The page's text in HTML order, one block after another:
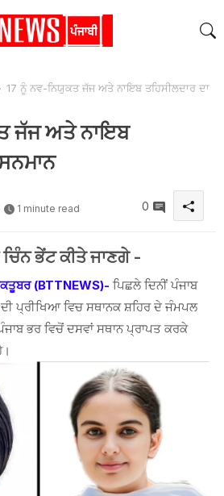
17 ਨੂੰ ਨਵ-ਨਿਯੁਕਤ ਜੱਜ ਅਤੇ ਨਾਇਬ ਤਹਿਸੀਲਦਾਰ ਦਾ
ਜੱਜ ਅਤੇ ਨਾਇਬ
1 minute read 0
ਭੇਂਟ ਕੀਤੇ ਜਾਣਗੇ -
(BTTNEWS)- ਪਿਛਲੇ ਦਿਨੀਂ ਪੰਜਾਬ
ਪ੍ਰੀਖਿਆ ਵਿਚ ਸਥਾਨਕ ਸ਼ਹਿਰ ਦੇ ਜੰਮਪਲ
ਭਰ ਵਿਚੋਂ ਦਸਵਾਂ ਸਥਾਨ ਪ੍ਰਾਪਤ ਕਰਕੇ